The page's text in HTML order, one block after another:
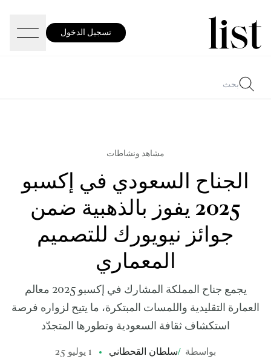
تسجيل الدخول
مشاهد ونشاطات
الجناح السعودي في إكسبو
2025 يفوز بالذهبية ضمن
جوائز نيويورك للتصميم
المعماري
يجمع جناح المملكة المشارك في إكسبو 2025 معالم
العمارة التقليدية واللمسات المبتكرة، ما يتيح لزواره فرصة
استكشاف ثقافة السعودية وتطورها المتجدّد
بواسطة /سلطان القحطاني 1 يوليو 25